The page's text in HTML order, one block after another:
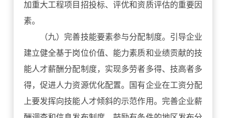
加重大工程项目招投标、评优和资质评估的重要因
素。
（九）完善技能要素参与分配制度。引导企业
建立健全基于岗位价值、能力素质和业绩贡献的技
能人才薪酬分配制度，实现多劳者多得、技高者多
得，促进人力资源优化配置。国有企业在工资分配
上要发挥向技能人才倾斜的示范作用。完善企业薪